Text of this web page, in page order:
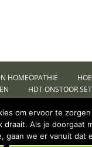
berekenen wij
HOMEOPATHIE
HDT ONSTOOR SET
ACCOUNT
PRIVACYVERKLARING
2026 -
om ervoor te
draait. Als je doorgaat
gaan we er vanuit dat